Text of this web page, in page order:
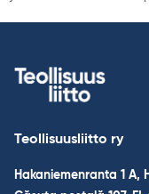
Teollisuusliitto ry
Hakaniemenranta 1 A,